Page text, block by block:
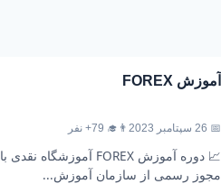
آموزش FOREX
📅 26 سپتامبر 2023 👨‍🎓 79+ نفر
📈 دوره آموزش FOREX آموزشگاه نقدی با
مجوز رسمی از سازمان آموزش...